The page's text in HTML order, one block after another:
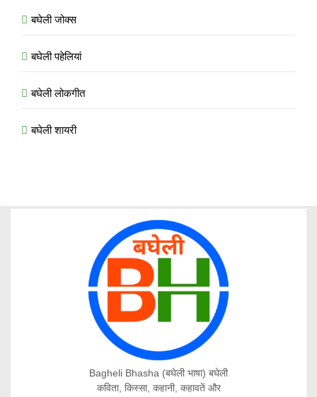
बघेली जोक्स
बघेली पहेलियां
बघेली लोकगीत
बघेली शायरी
Bagheli Bhasha (बघेली भाषा) बघेली
कविता, किस्सा, कहानी, कहावतें और